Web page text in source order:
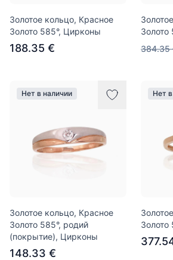
Золотое кольцо, Красное
Золото 585°, Цирконы
188.35 €
Золото
384.35
Нет в наличии
Золотое кольцо, Красное
Золото 585°, родий
(покрытие), Цирконы
148.33 €
Нет
Золото